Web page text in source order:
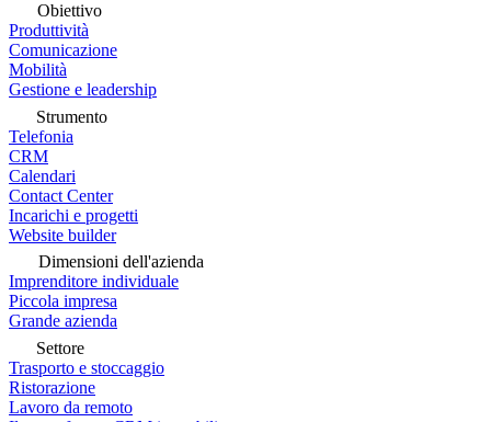
Obiettivo
Produttività
Comunicazione
Mobilità
Gestione e leadership
Strumento
Telefonia
CRM
Calendari
Contact Center
Incarichi e progetti
Website builder
Dimensioni dell'azienda
Imprenditore individuale
Piccola impresa
Grande azienda
Settore
Trasporto e stoccaggio
Ristorazione
Lavoro da remoto